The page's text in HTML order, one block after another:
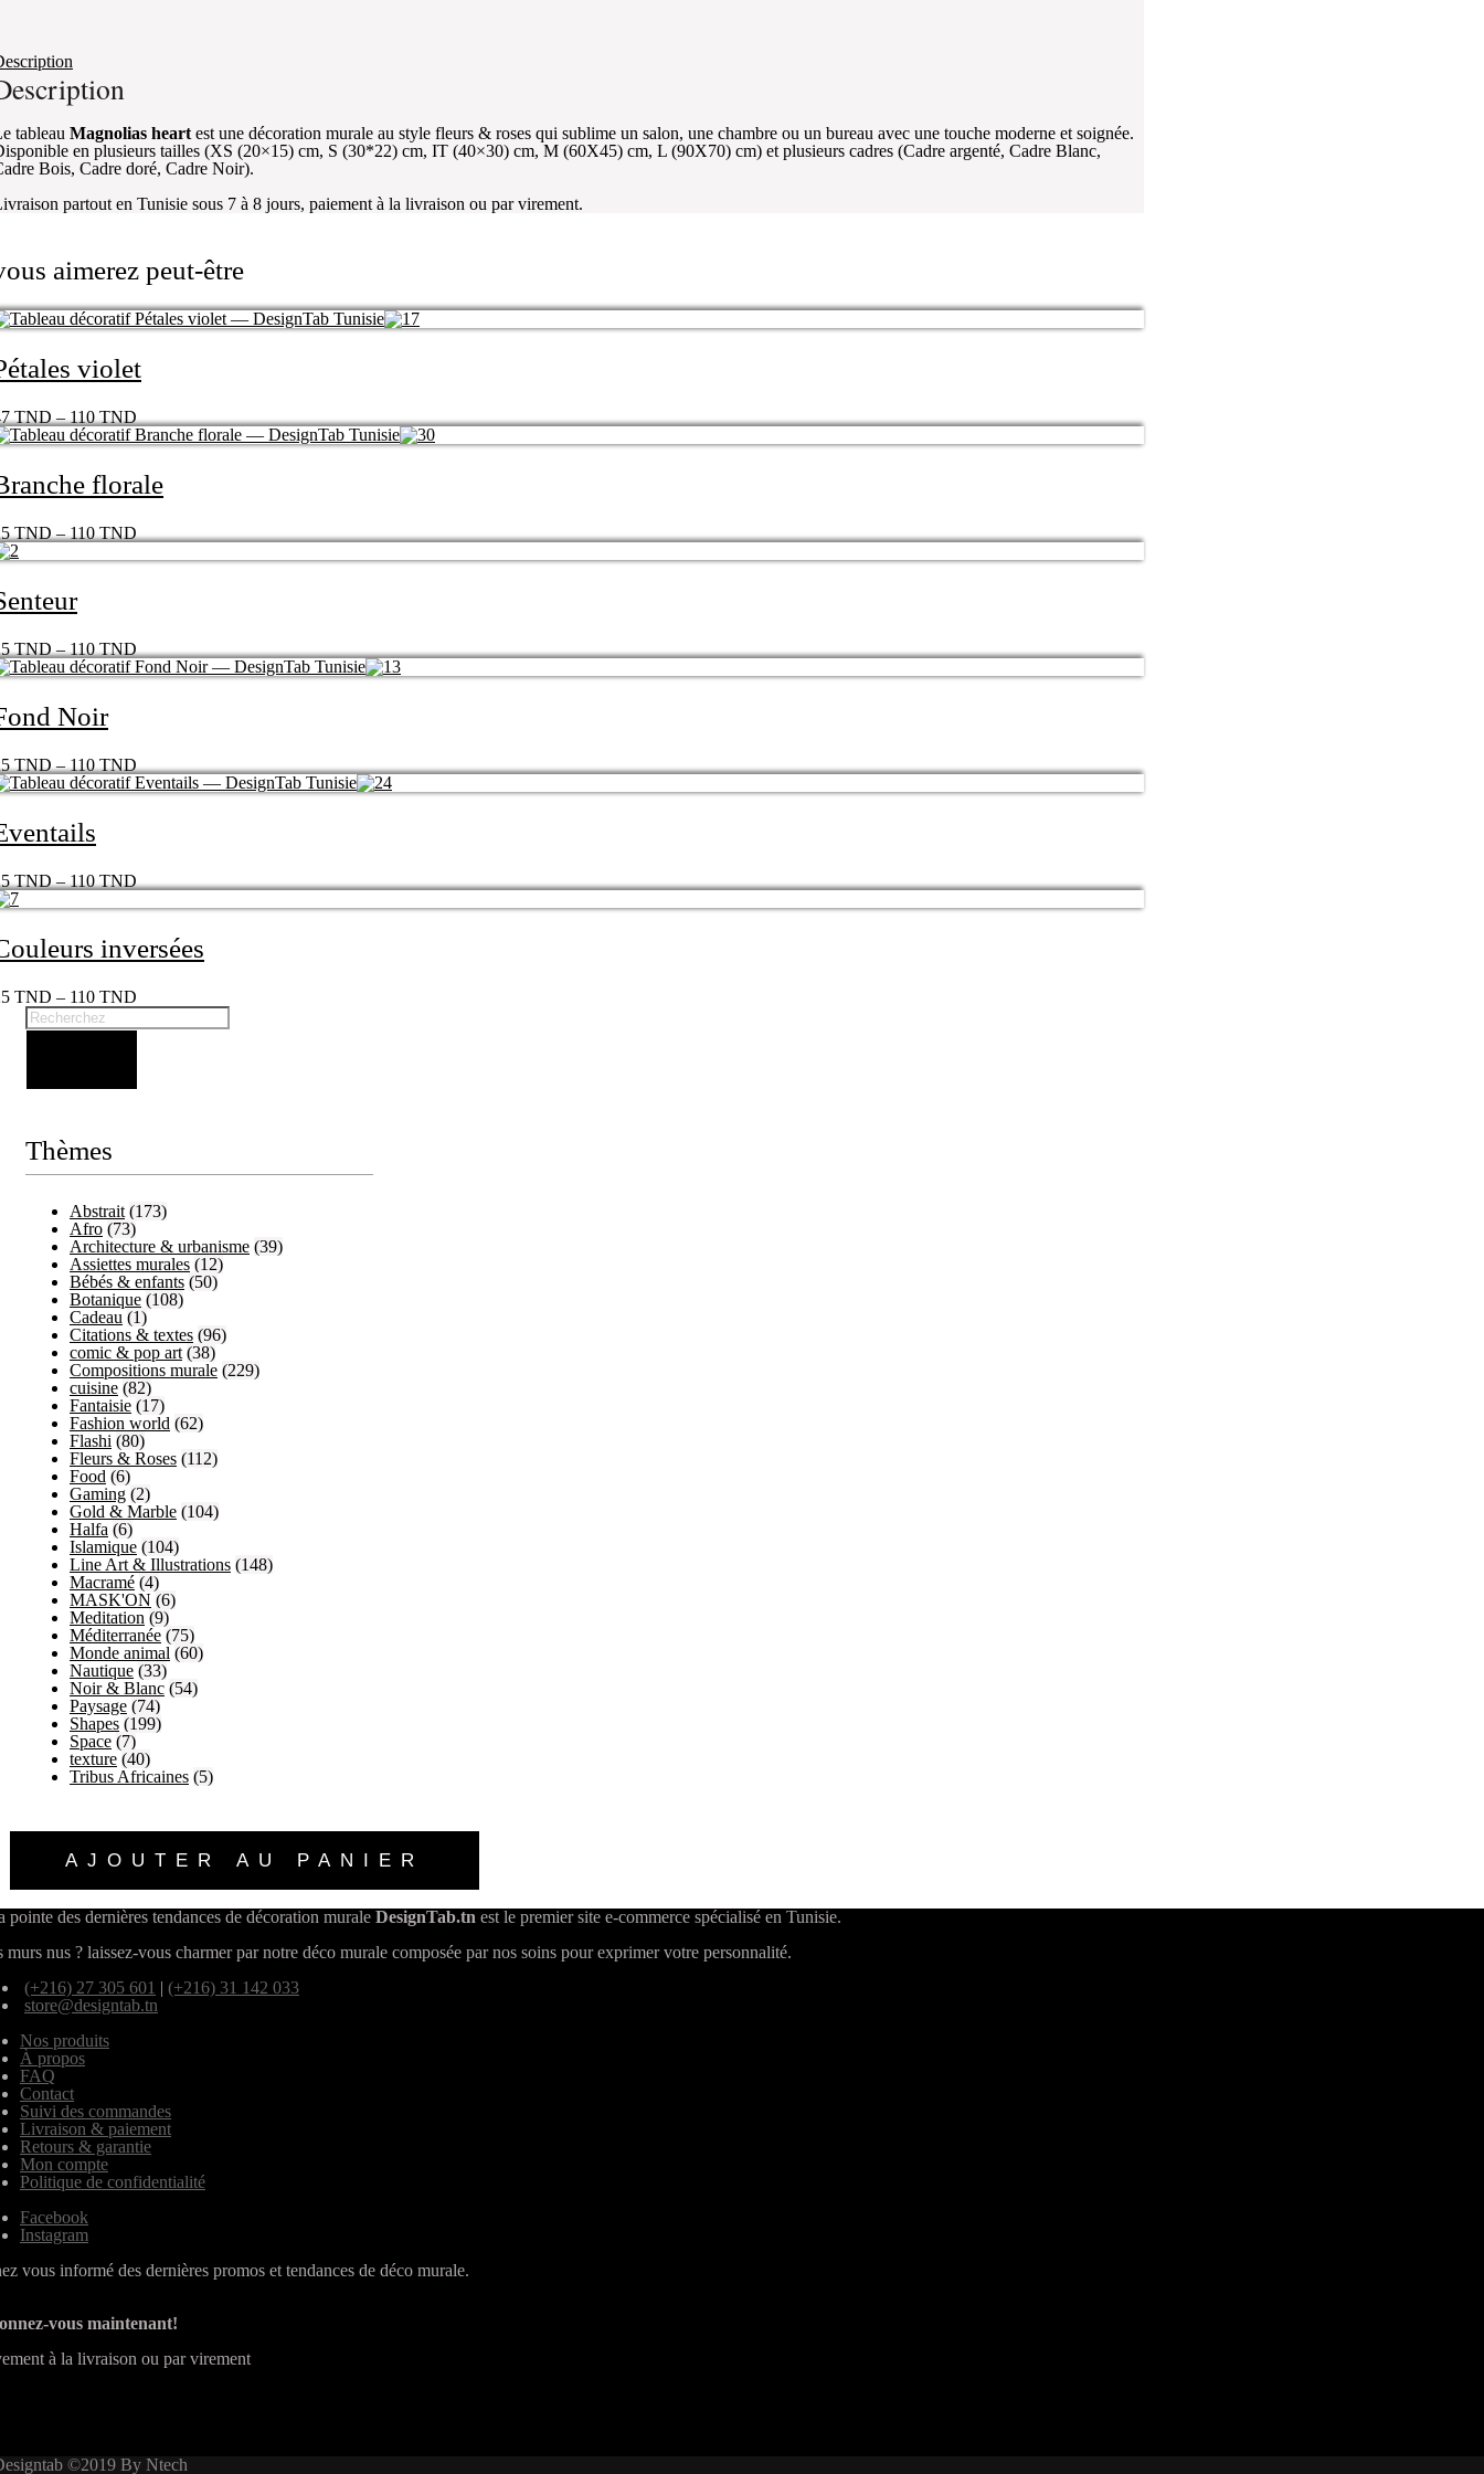
tableau Magnolias heart est une décoration murale au style fleurs & roses qui sublime un salon, une chambre ou un bureau avec une touche moderne et soignée.
en plusieurs tailles (XS (20×15) cm, S (30*22) cm, IT (40×30) cm, M (60X45) cm, L (90X70) cm) et plusieurs cadres (Cadre argenté, Cadre Blanc,
Bois, Cadre doré, Cadre Noir).
partout en Tunisie sous 7 à 8 jours, paiement à la livraison ou par virement.
aimerez peut-être
violet
TND–110TND
florale
TND–110TND
TND–110TND
Noir
TND–110TND
TND–110TND
inversées
TND – 110 TND
Thèmes
Abstrait (173)
Afro (73)
Architecture & urbanisme (39)
Assiettes murales (12)
Bébés & enfants (50)
Botanique (108)
Cadeau (1)
Citations & textes (96)
comic & pop art (38)
Compositions murale (229)
cuisine (82)
Fantaisie (17)
Fashion world (62)
Flashi (80)
Fleurs & Roses (112)
Food (6)
Gaming (2)
Gold & Marble (104)
Halfa (6)
Islamique (104)
Line Art & Illustrations (148)
Macramé (4)
MASK'ON (6)
Meditation (9)
Méditerranée (75)
Monde animal (60)
Nautique (33)
Noir & Blanc (54)
Paysage (74)
Shapes (199)
Space (7)
texture (40)
Tribus Africaines (5)
AJOUTER AU PANIER
pointe des dernières tendances de décoration murale DesignTab.tn est le premier site e-commerce spécialisé en Tunisie.
murs nus ? laissez-vous charmer par notre déco murale composée par nos soins pour exprimer votre personnalité.
(+216) 27 305 601 | (+216) 31 142 033
store@designtab.tn
Nos produits
À propos
FAQ
Contact
Suivi des commandes
Livraison & paiement
Retours & garantie
Mon compte
Politique de confidentialité
Facebook
Instagram
vous informé des dernières promos et tendances de déco murale.
vous maintenant!
à la livraison ou par virement
©2019 By Ntech